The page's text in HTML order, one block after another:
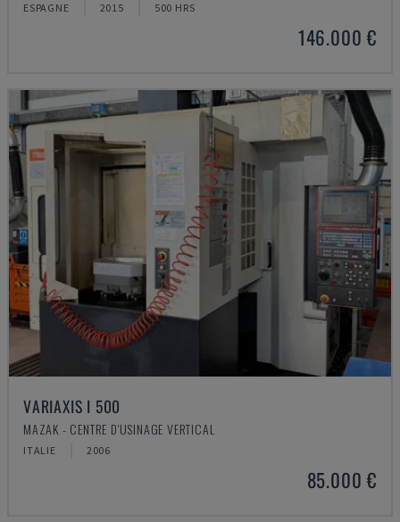
ESPAGNE 2015 500 HRS
146.000 €
VARIAXIS I 500
MAZAK - CENTRE D'USINAGE VERTICAL
ITALIE 2006
85.000 €